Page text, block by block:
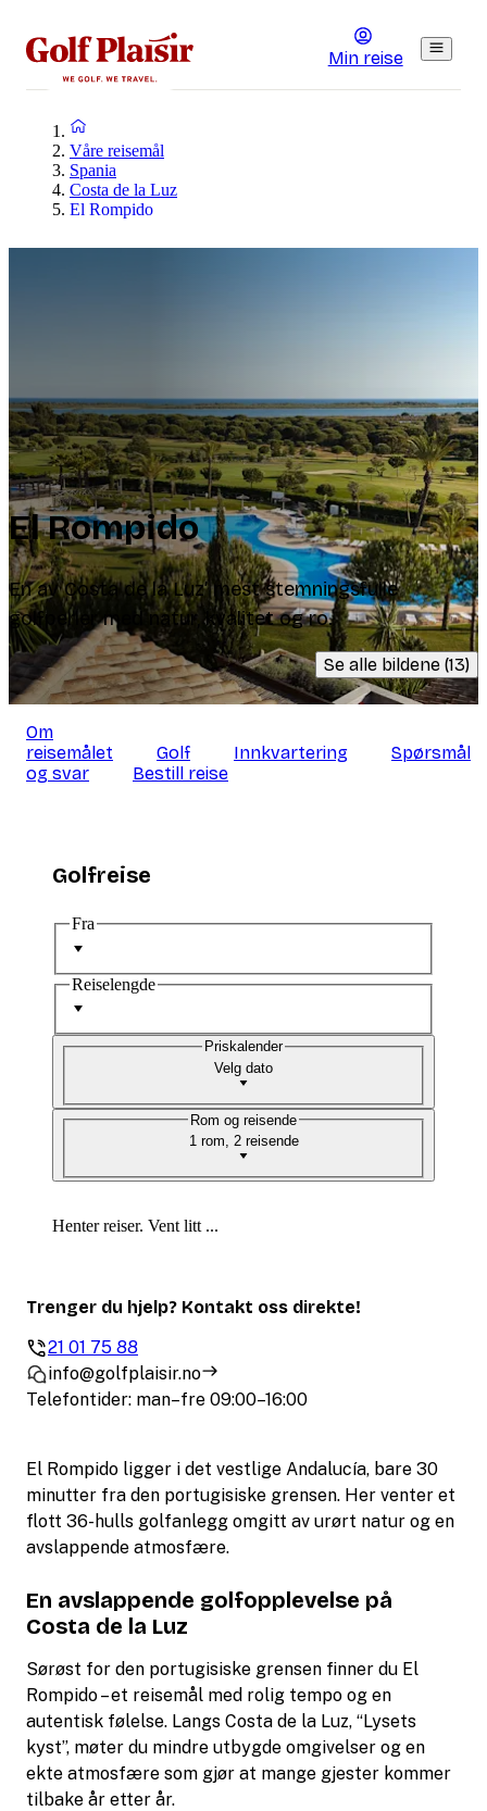
Min reise
Våre reisemål
Spania
Costa de la Luz
El Rompido
El Rompido
En av Costa de la Luz’ mest stemningsfulle
golfperler med natur, kvalitet og ro.
Se alle bildene (13)
Om
reisemålet
Golf Innkvartering
Spørsmål
og svar
Bestill reise
El Rompido ligger i det vestlige Andalucía, bare 30
minutter fra den portugisiske grensen. Her venter et
flott 36-hulls golfanlegg omgitt av urørt natur og en
avslappende atmosfære.
En avslappende golfopplevelse på
Costa de la Luz
Sørøst for den portugisiske grensen finner du El
Rompido – et reisemål med rolig tempo og en
autentisk følelse. Langs Costa de la Luz, “Lysets
kyst”, møter du mindre utbygde omgivelser og en
ekte atmosfære som gjør at mange gjester kommer
tilbake år etter år.
Golfreise
Fra
Reiselengde
Velg dato
Priskalender
1 rom, 2 reisende
Rom og reisende
Henter reiser. Vent litt ...
Trenger du hjelp? Kontakt oss direkte!
21 01 75 88
info@golfplaisir.no
Telefontider: man–fre 09:00–16:00